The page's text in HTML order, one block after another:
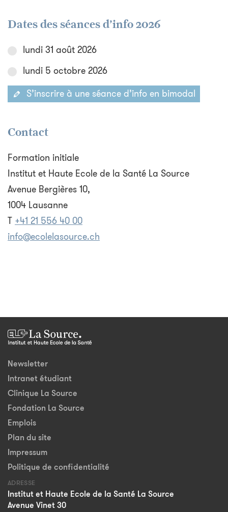
Dates des séances d’info 2026
lundi 31 août 2026
lundi 5 octobre 2026
S’inscrire à une séance d’info en bimodal
Contact
Formation initiale
Institut et Haute Ecole de la Santé La Source
Avenue Bergières 10,
1004 Lausanne
T+41 21 556 40 00
info@ecolelasource.ch
Newsletter
Intranet étudiant
Clinique La Source
Fondation La Source
Emplois
Plan du site
Impressum
Politique de confidentialité
ADRESSE
Institut et Haute Ecole de la Santé La Source
Avenue Vinet 30